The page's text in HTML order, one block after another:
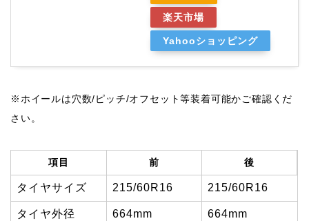
楽天市場
Yahooショッピング
※ホイールは穴数/ピッチ/オフセット等装着可能かご確認くだ
さい。
項目 前 後
タイヤサイズ 215/60R16 215/60R16
タイヤ外径 664mm 664mm